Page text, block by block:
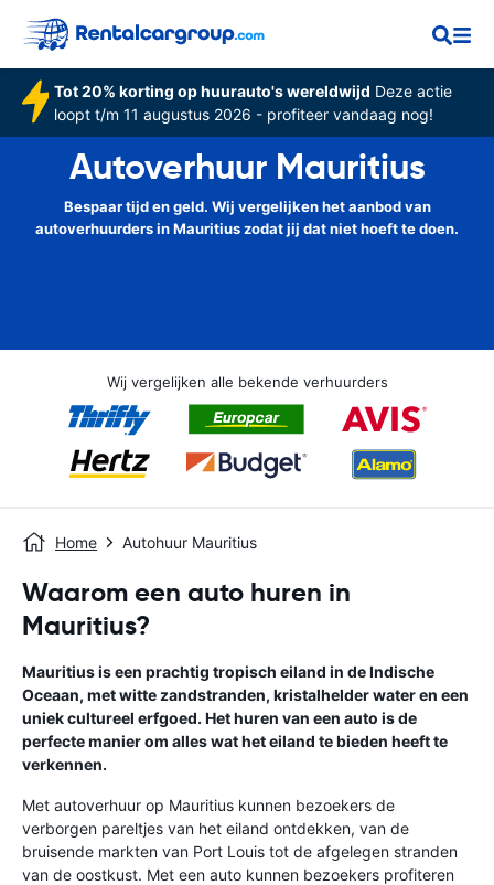
Tot 20% korting op huurauto's wereldwijd Deze actie
loopt t/m 11 augustus 2026 - profiteer vandaag nog!
Autoverhuur Mauritius
Bespaar tijd en geld. Wij vergelijken het aanbod van
autoverhuurders in Mauritius zodat jij dat niet hoeft te doen.
Wij vergelijken alle bekende verhuurders
Home Autohuur Mauritius
Waarom een auto huren in
Mauritius?
Mauritius is een prachtig tropisch eiland in de Indische
Oceaan, met witte zandstranden, kristalhelder water en een
uniek cultureel erfgoed. Het huren van een auto is de
perfecte manier om alles wat het eiland te bieden heeft te
verkennen.
Met autoverhuur op Mauritius kunnen bezoekers de
verborgen pareltjes van het eiland ontdekken, van de
bruisende markten van Port Louis tot de afgelegen stranden
van de oostkust. Met een auto kunnen bezoekers profiteren